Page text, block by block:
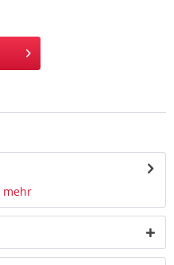
mehr